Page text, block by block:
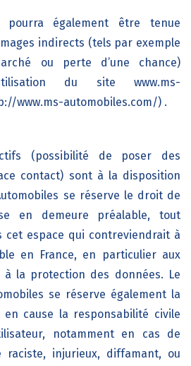
également être tenue
indirects (tels par exemple
ou perte d’une chance)
du site www.ms-
www.ms-automobiles.com/) .
(possibilité de poser des
contact) sont à la disposition
se réserve le droit de
en demeure préalable, tout
cet espace qui contreviendrait à
en France, en particulier aux
à la protection des données. Le
se réserve également la
cause la responsabilité civile
notamment en cas de
raciste, injurieux, diffamant, ou